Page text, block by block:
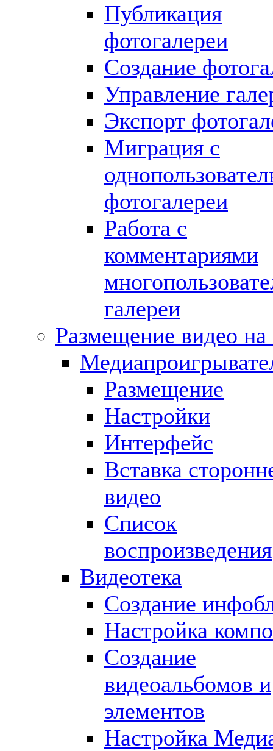
Публикация
фотогалереи
Создание
Управление
Экспорт
Миграция с
фотогалереи
Работа с
комментариями
галереи
Размещение видео на
Размещение
Настройки
Интерфейс
Вставка
видео
Список
воспроизведения
Видеотека
Создание
Настройка
Создание
видеоальбомов и
элементов
Настройка